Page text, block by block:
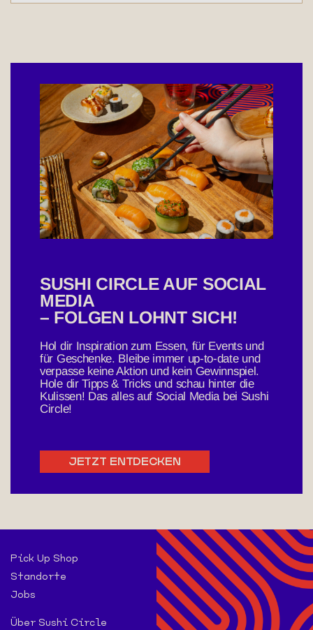
Von-Coels-Straße 206
PICKUP SHOP
Julius-Bausch-Straße 27
73431 Aalen
PICKUP SHOP
Sushi Circle Achim E-Center
Schieweck Bierdener Kämpe
Bierdener Kämpe 1
28832 Achim
Businesshours
SUSHI CIRCLE AUF SOCIAL
MEDIA
– FOLGEN LOHNT SICH!
Hol dir Inspiration zum Essen, für Events und
für Geschenke. Bleibe immer up-to-date und
verpasse keine Aktion und kein Gewinnspiel.
Hole dir Tipps & Tricks und schau hinter die
Kulissen! Das alles auf Social Media bei Sushi
Circle!
JETZT ENTDECKEN
Pick Up Shop
Standorte
Jobs
Über Sushi Circle